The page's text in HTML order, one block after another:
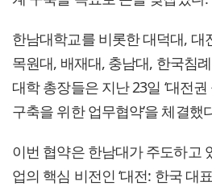
한남대학교를 비롯한 대덕대, 대
목원대, 배재대, 충남대, 한국침
대학 총장들은 지난 23일 ‘대전
구축을 위한 업무협약’을 체결했
이번 협약은 한남대가 주도하고
업의 핵심 비전인 ‘대전: 한국 대